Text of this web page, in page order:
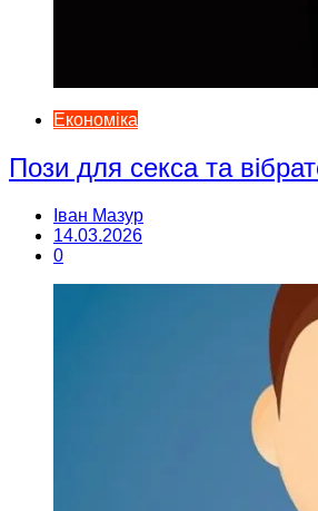
Економіка
Пози для секса та
Іван Мазур
14.03.2026
0